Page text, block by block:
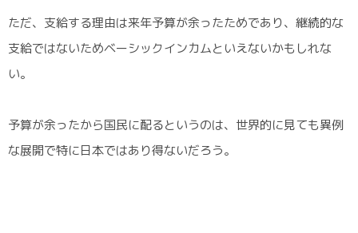
ただ、支給する理由は来年予算が余ったためであり、継続的な
支給ではないためベーシックインカムといえないかもしれな
い。
予算が余ったから国民に配るというのは、世界的に見ても異例
な展開で特に日本ではあり得ないだろう。